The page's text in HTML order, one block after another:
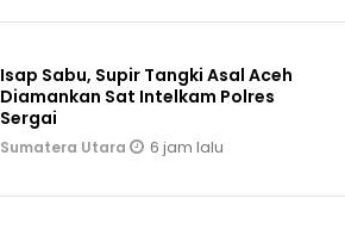
Isap Sabu, Supir Tangki Asal Aceh
Diamankan Sat Intelkam Polres
Sergai
Sumatera Utara 6 jam lalu